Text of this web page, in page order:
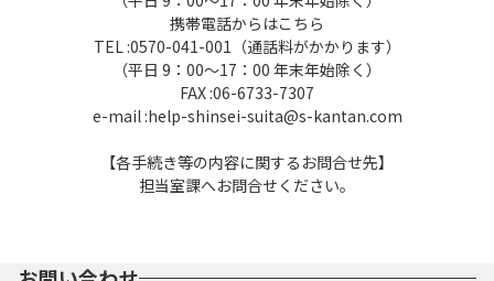
携帯電話からはこちら
TEL :0570-041-001（通話料がかかります）
（平日 9：00～17：00 年末年始除く）
FAX :06-6733-7307
e-mail :help-shinsei-suita@s-kantan.com
【各手続き等の内容に関するお問合せ先】
担当室課へお問合せください。